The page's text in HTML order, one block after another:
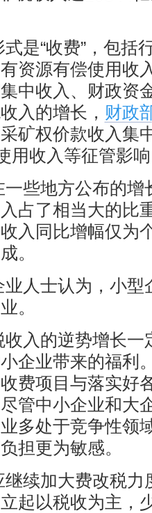
是“收费”，包括
资源有偿使用收
中收入、财政资
入的增长， 财政
矿权价款收入集
用收入等征管影
些地方公布的增
占了相当大的比
入同比增幅仅为
。
人士认为，小型
。
入的逆势增长一
企业带来的福利
费项目与落实好
管中小企业和大
多处于竞争性领
担更为敏感。
续加大费改税力
起以税收为主，